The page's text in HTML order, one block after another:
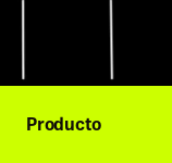
Producto